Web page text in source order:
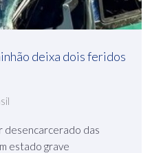
deixa dois feridos
desencarcerado das
estado grave